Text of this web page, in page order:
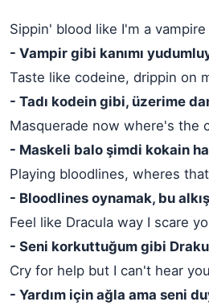
Sippin' blood like I'm a vampire
- Vampir gibi kanımı
Taste like codeine, drippin on
- Tadı kodein gibi, üzerime
Masquerade now where's the
- Maskeli balo şimdi kokain
Playing bloodlines, wheres
- Bloodlines oynamak, bu
Feel like Dracula way I scare
- Seni korkuttuğum gibi
Cry for help but I can't hear you
- Yardım için ağla ama seni